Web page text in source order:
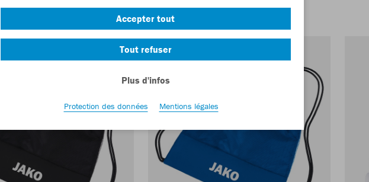
Accepter tout
Tout refuser
Plus d'infos
Protection des données Mentions légales